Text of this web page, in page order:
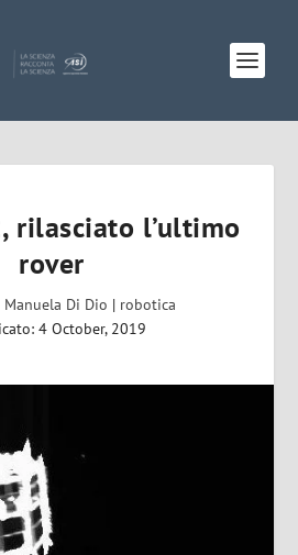
rilasciato l’ultimo
rover
Manuela Di Dio | robotica
4 October, 2019